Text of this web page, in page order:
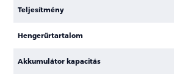
Teljesítmény
Hengerűrtartalom
Akkumulátor kapacitás